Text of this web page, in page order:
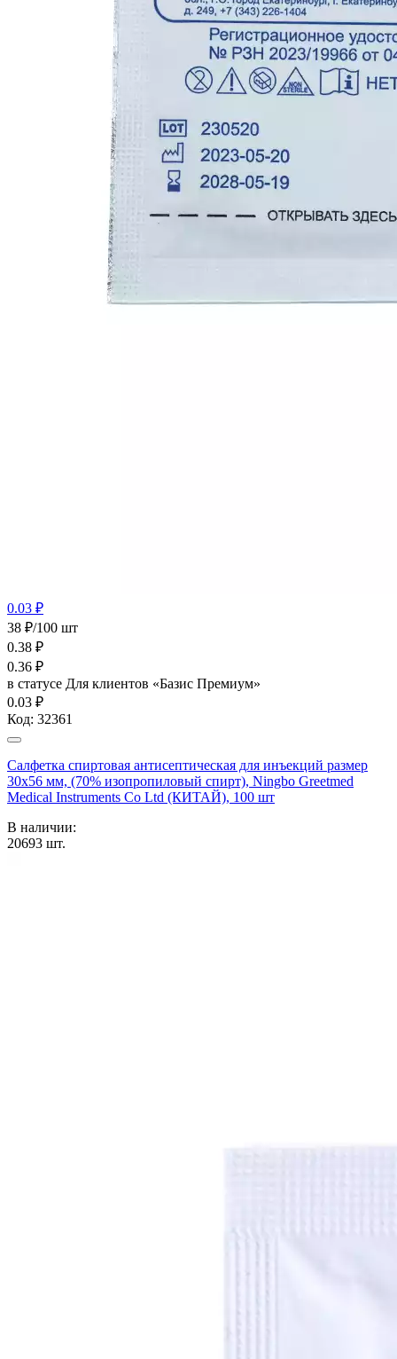
0.03 ₽
38 ₽/100 шт
0.38 ₽
0.36 ₽
в статусе Для клиентов «Базис Премиум»
0.03 ₽
Код: 32361
Салфетка спиртовая антисептическая для инъекций размер
30х56 мм, (70% изопропиловый спирт), Ningbo Greetmed
Medical Instruments Co Ltd (КИТАЙ), 100 шт
В наличии:
20693 шт.